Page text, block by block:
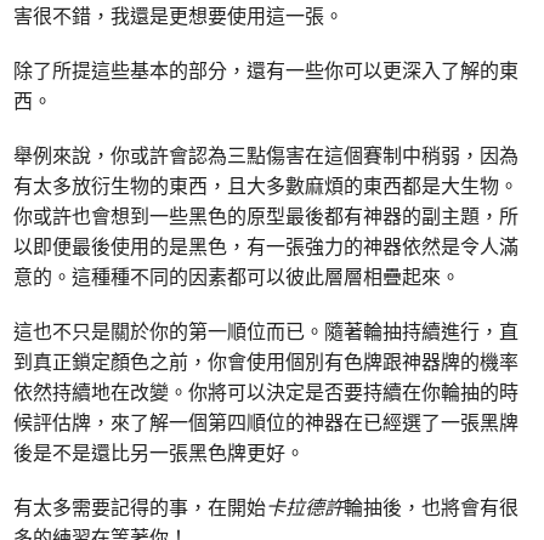
害很不錯，我還是更想要使用這一張。
除了所提這些基本的部分，還有一些你可以更深入了解的東
西。
舉例來說，你或許會認為三點傷害在這個賽制中稍弱，因為
有太多放衍生物的東西，且大多數麻煩的東西都是大生物。
你或許也會想到一些黑色的原型最後都有神器的副主題，所
以即便最後使用的是黑色，有一張強力的神器依然是令人滿
意的。這種種不同的因素都可以彼此層層相疊起來。
這也不只是關於你的第一順位而已。隨著輪抽持續進行，直
到真正鎖定顏色之前，你會使用個別有色牌跟神器牌的機率
依然持續地在改變。你將可以決定是否要持續在你輪抽的時
候評估牌，來了解一個第四順位的神器在已經選了一張黑牌
後是不是還比另一張黑色牌更好。
有太多需要記得的事，在開始卡拉德許輪抽後，也將會有很